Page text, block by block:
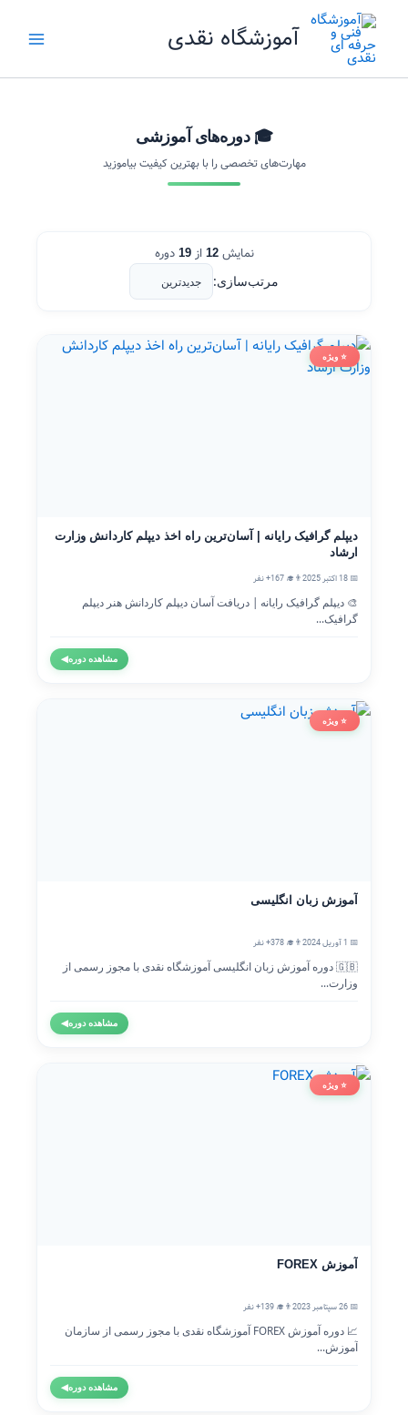
آموزشگاه نقدی
🎓 دوره‌های آموزشی
مهارت‌های تخصصی را با بهترین کیفیت بیاموزید
نمایش12 از19 دوره
مرتب‌سازی:
⭐ ویژه
دیپلم گرافیک رایانه | آسان‌ترین راه اخذ دیپلم کاردانش وزارت
ارشاد
📅 18 اکتبر 2025
👨‍🎓 167+ نفر
🎨 دیپلم گرافیک رایانه | دریافت آسان دیپلم کاردانش هنر دیپلم
گرافیک...
مشاهده دوره◀
⭐ ویژه
آموزش زبان انگلیسی
📅 1 آوریل 2024
👨‍🎓 378+ نفر
🇬🇧 دوره آموزش زبان انگلیسی آموزشگاه نقدی با مجوز رسمی از
وزارت...
مشاهده دوره◀
⭐ ویژه
آموزش FOREX
📅 26 سپتامبر 2023
👨‍🎓 139+ نفر
📈 دوره آموزش FOREX آموزشگاه نقدی با مجوز رسمی از سازمان
آموزش...
مشاهده دوره◀